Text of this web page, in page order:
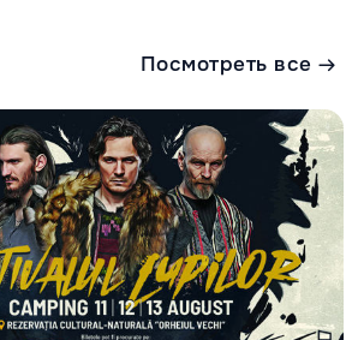
Посмотреть все